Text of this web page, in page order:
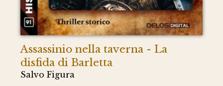
Assassinio nella taverna - La
disfida di Barletta
Salvo Figura